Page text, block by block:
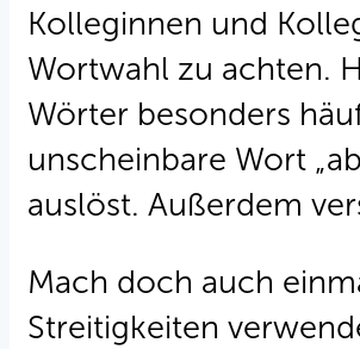
Kolleginnen und
Wortwahl zu achten.
Wörter besonders
unscheinbare Wort
auslöst. Außerdem
Mach doch auch
Streitigkeiten